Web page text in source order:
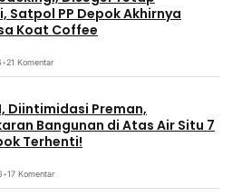
Satpol PP Depok Akhirnya
Koat Coffee
•21 Komentar
Diintimidasi Preman,
Bangunan di Atas Air Situ 7
Terhenti!
•17 Komentar